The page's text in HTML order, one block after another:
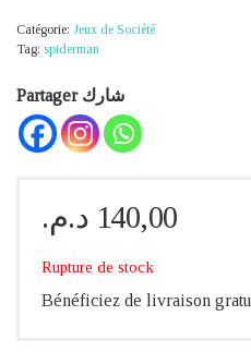
Catégorie: Jeux de Société
Tag: spiderman
Partager شارك
140,00 د.م.
Rupture de stock
Bénéficiez de livraison